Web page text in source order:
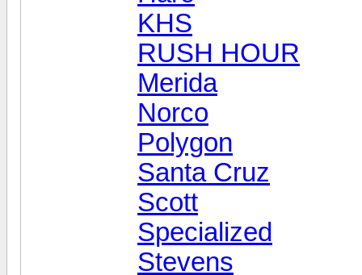
KHS
RUSH HOUR
Merida
Norco
Polygon
Santa Cruz
Scott
Specialized
Stevens